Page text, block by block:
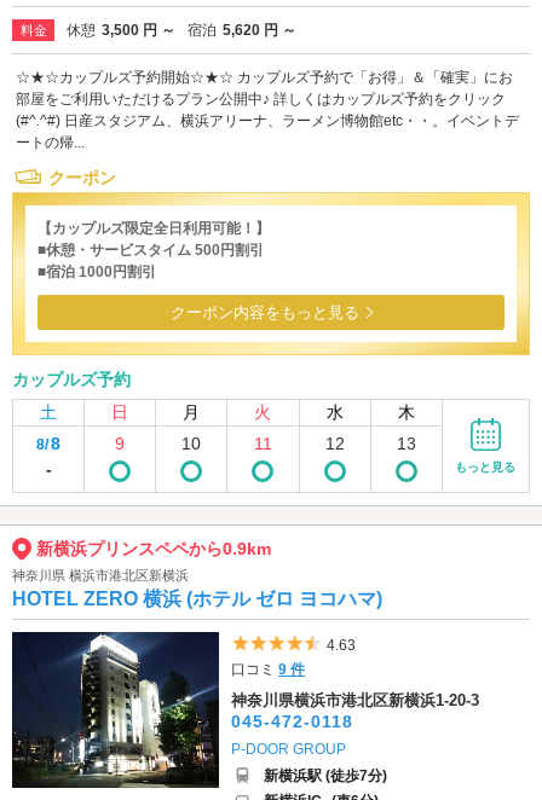
料金 休憩 3,500 円 ～ 宿泊 5,620 円 ～
☆★☆カップルズ予約開始☆★☆ カップルズ予約で「お得」＆「確実」にお
部屋をご利用いただけるプラン公開中♪ 詳しくはカップルズ予約をクリック
(#^.^#) 日産スタジアム、横浜アリーナ、ラーメン博物館etc・・。イベントデ
ートの帰...
クーポン
【カップルズ限定全日利用可能！】
■休憩・サービスタイム 500円割引
■宿泊 1000円割引
クーポン内容をもっと見る
カップルズ予約
土
日 月 火 水 木
8/8
-
9 10 11 12 13
もっと見る
新横浜プリンスペペから0.9km
神奈川県 横浜市港北区新横浜
HOTEL ZERO 横浜 (ホテル ゼロ ヨコハマ)
5つ星のうち4.5
4.63
口コミ9 件
神奈川県横浜市港北区新横浜1-20-3
045-472-0118
P-DOOR GROUP
新横浜駅 (徒歩7分)